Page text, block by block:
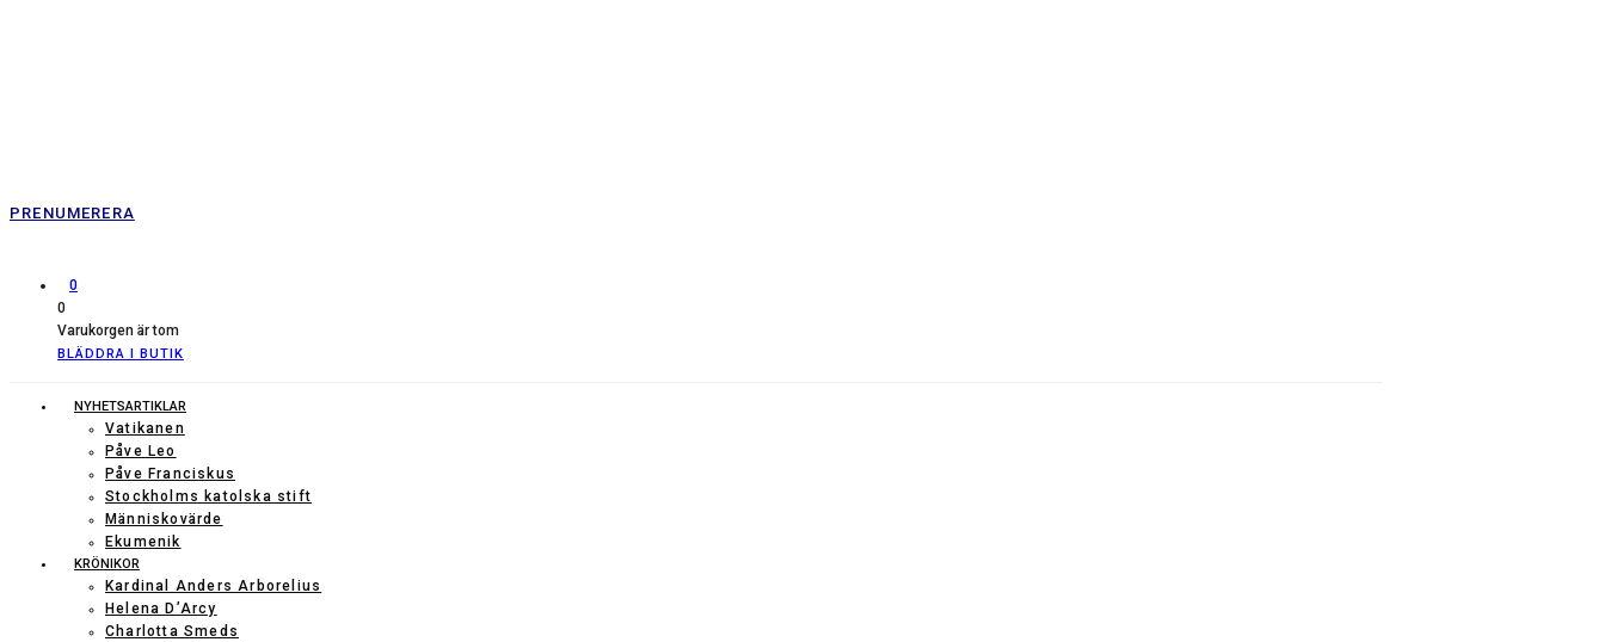
PRENUMERERA
0
0
Varukorgen är tom
BLÄDDRA I BUTIK
NYHETSARTIKLAR
Vatikanen
Påve Leo
Påve Franciskus
Stockholms katolska stift
Människovärde
Ekumenik
KRÖNIKOR
Kardinal Anders Arborelius
Helena D’Arcy
Charlotta Smeds